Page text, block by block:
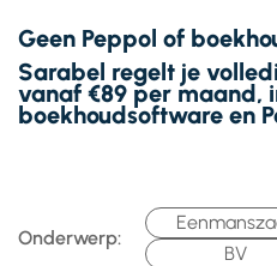
Geen Peppol of
Sarabel regelt je
vanaf €89 per maand,
boekhoudsoftware en
Onderwerp:
BV